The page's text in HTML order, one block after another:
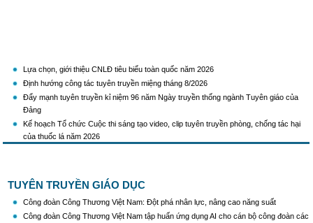
Lựa chọn, giới thiệu CNLĐ tiêu biểu toàn quốc năm 2026
Định hướng công tác tuyên truyền miệng tháng 8/2026
Đẩy mạnh tuyên truyền kỉ niệm 96 năm Ngày truyền thống ngành Tuyên giáo của
Đảng
Kế hoạch Tổ chức Cuộc thi sáng tạo video, clip tuyên truyền phòng, chống tác hại
của thuốc lá năm 2026
KH Triển khai Ch/tr hành động của CĐCTVN thực hiện Chỉ thị số 58/CT-TW ngày
tình hình mới"
Triển khai thực hiện Hướng dẫn số 28/HD-BTGDVTW về xác định, lựa chọn ngày
truyền thống, ngày thành lập, ngày tái lập sau sắp xếp tổ chức bộ máy của hệ thống
TUYÊN TRUYỀN GIÁO DỤC
Công đoàn Công Thương Việt Nam: Đột phá nhân lực, nâng cao năng suất
Công đoàn Công Thương Việt Nam tập huấn ứng dụng AI cho cán bộ công đoàn các